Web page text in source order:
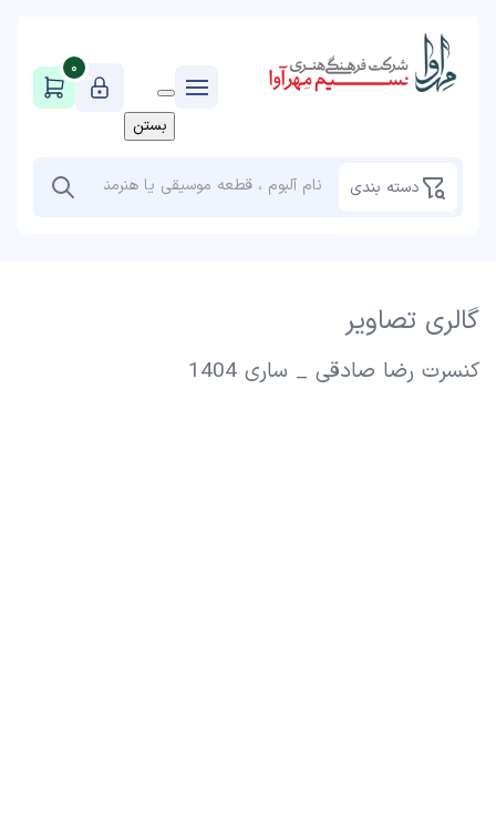
دسته بندی
بستن
0
گالری تصاویر
کنسرت رضا صادقی _ ساری 1404